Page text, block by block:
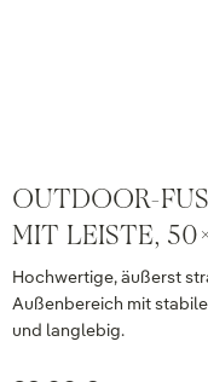
OUTDOOR-
IT LEISTE,
Hochwertige, äußerst
Außenbereich mit
und langlebig.